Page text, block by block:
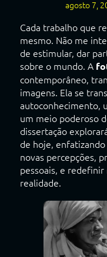
agosto 7,
Cada trabalho que
mesmo. Não me
de estimular, dar
sobre o mundo. A
contemporâneo,
imagens. Ela se
autoconhecimento,
um meio poderoso
dissertação
de hoje,
novas percepções,
pessoais, e redefinir
realidade.